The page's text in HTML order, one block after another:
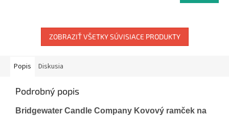
ZOBRAZIŤ VŠETKY SÚVISIACE PRODUKTY
Popis Diskusia
Podrobný popis
Bridgewater Candle Company Kovový ramček na